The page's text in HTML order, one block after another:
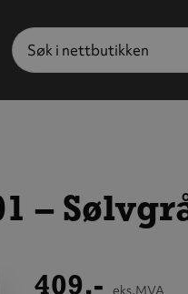
Søk
–
409,- eks.MVA